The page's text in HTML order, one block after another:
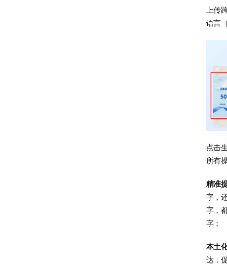
上传
语言
点击
所有
精准
字，
字，
字；
本土
达，